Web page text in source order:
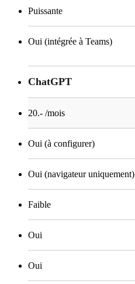
Puissante
Oui (intégrée à Teams)
ChatGPT
20.- /mois
Oui (à configurer)
Oui (navigateur uniquement)
Faible
Oui
Oui